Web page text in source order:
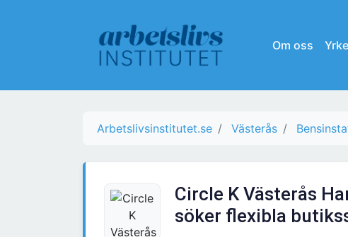
Om oss
Arbetslivsinstitutet.se Västerås
Circle K Västerås
söker flexibla